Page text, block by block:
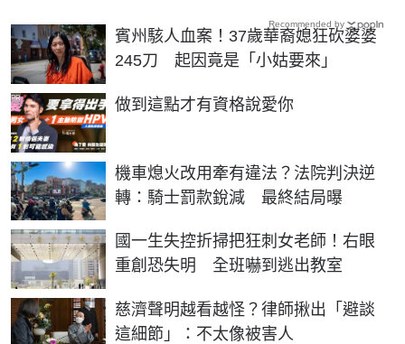
賓州駭人血案！37歲華裔媳狂砍婆婆
245刀 起因竟是「小姑要來」
做到這點才有資格說愛你
PR
機車熄火改用牽有違法？法院判決逆
轉：騎士罰款銳減 最終結局曝
國一生失控折掃把狂刺女老師！右眼
重創恐失明 全班嚇到逃出教室
慈濟聲明越看越怪？律師揪出「避談
這細節」：不太像被害人
Recommended by